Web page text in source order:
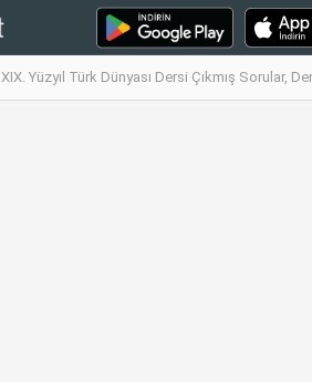
XIX. Yüzyıl Türk Dünyası Dersi Çıkmış Sorular,